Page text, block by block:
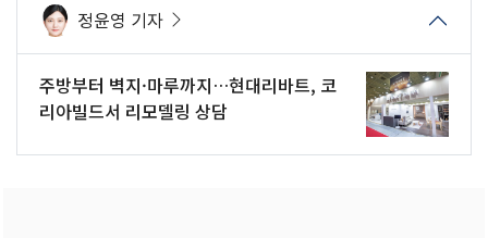
정윤영 기자
주방부터 벽지·마루까지…현대리바트, 코
리아빌드서 리모델링 상담